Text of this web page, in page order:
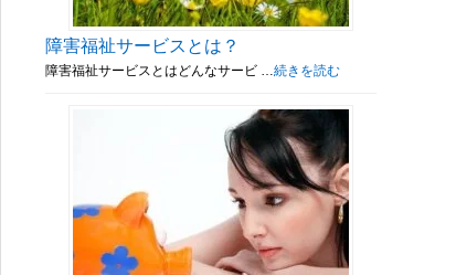
障害福祉サービスとは？
障害福祉サービスとはどんなサービ … 続きを読む